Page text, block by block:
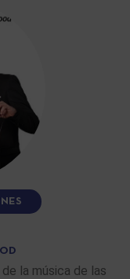
la música de las